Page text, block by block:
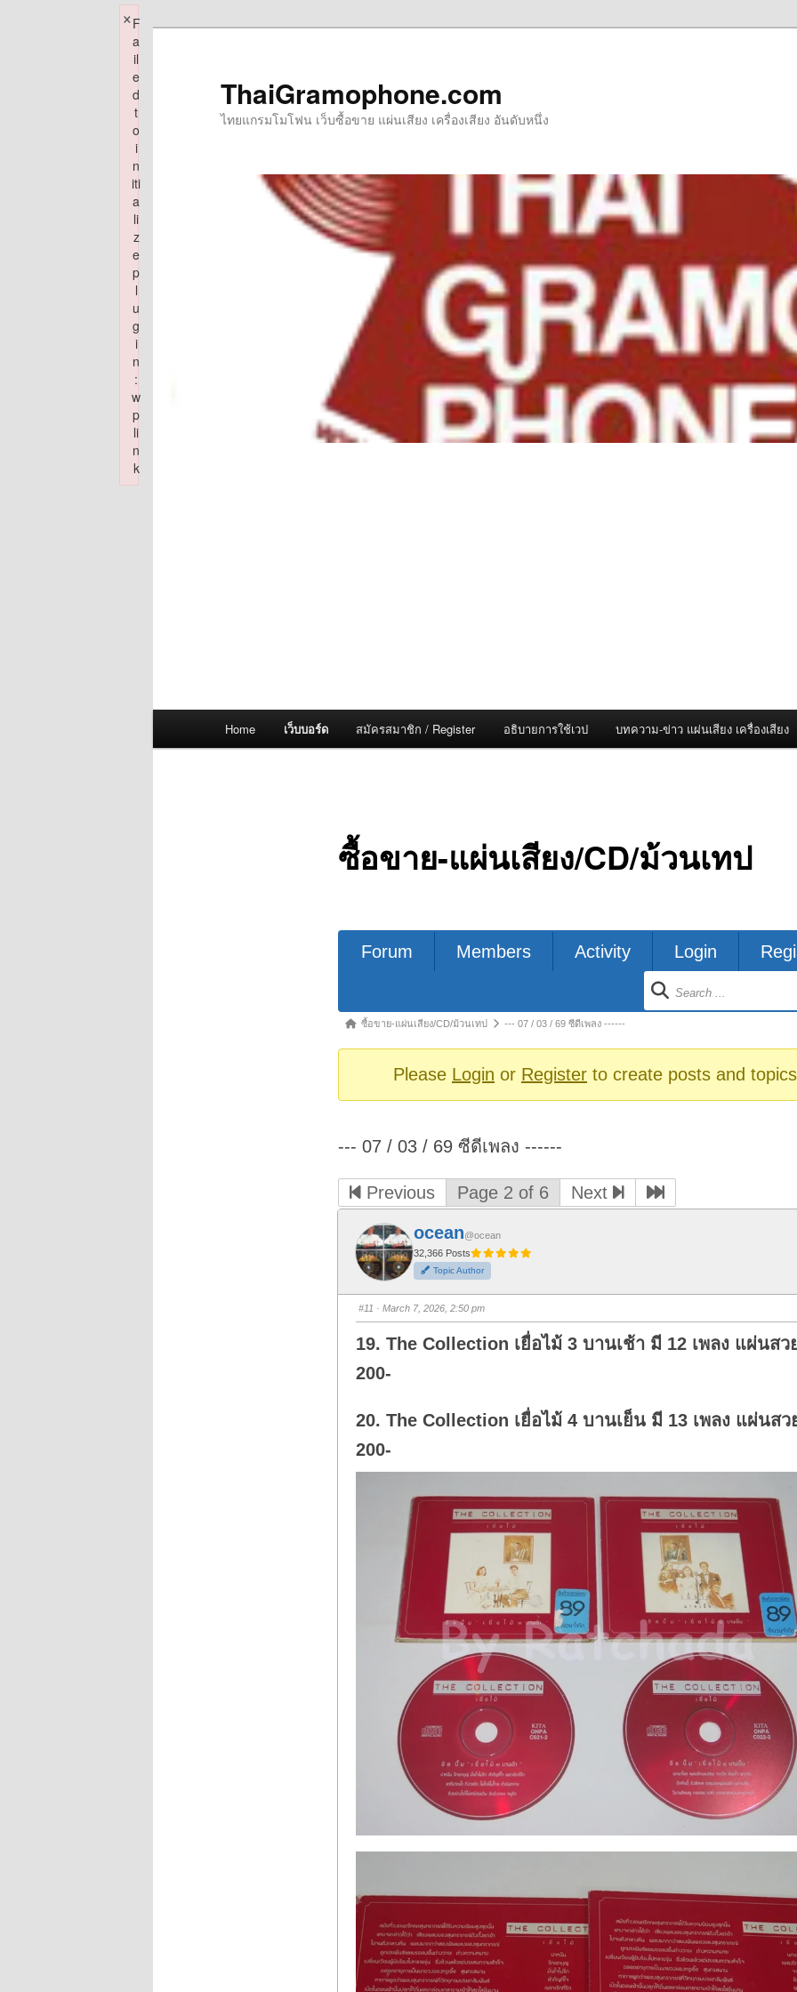
ThaiGramophone.com
ไทยแกรมโมโฟน เว็บซื้อขาย แผ่นเสียง เครื่องเสียง อันดับหนึ่ง
Home เว็บบอร์ด สมัครสมาชิก / Register อธิบายการใช้เวป บทความ-ข่าว แผ่นเสียง เครื่องเสียง
ซื้อขาย-แผ่นเสียง/CD/ม้วนเทป
Forum
Forum Members Activity Login
Forum
breadcrumbs
here:
ซื้อขาย-แผ่นเสียง/CD/ม้วนเทป --- 07 / 03 / 69 ซีดีเพลง ------
Please Login or Registerto create posts and
--- 07 / 03 / 69 ซีดีเพลง ------
Previous Page 2 of 6 Next
ocean@ocean
32,366 Posts
Topic Author
#11 · March 7, 2026, 2:50 pm
19. The Collection เยื่อไม้ 3 บานเช้า มี 12 เพลง แผ่นสว
200-
20. The Collection เยื่อไม้ 4 บานเย็น มี 13 เพลง แผ่นสว
200-
F
a
il
e
d
t
o
i
n
iti
a
li
z
e
p
l
u
g
i
n
:
w
p
li
n
k
×